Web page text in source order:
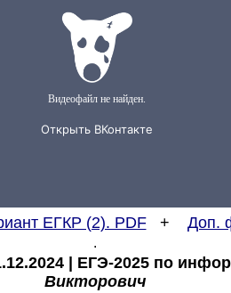
ЕГКР (2). PDF+ Доп.
.
ЕГЭ-2025 по
Викторович